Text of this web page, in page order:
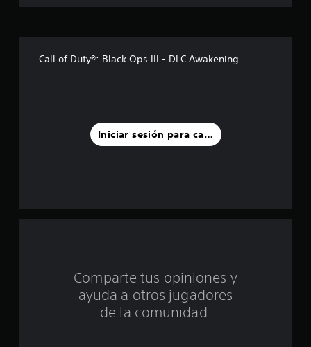
t
d
Call of Duty®: Black Ops III - DLC Awakening
Iniciar sesión para calificar
Comparte tus opiniones y
ayuda a otros jugadores
de la comunidad.